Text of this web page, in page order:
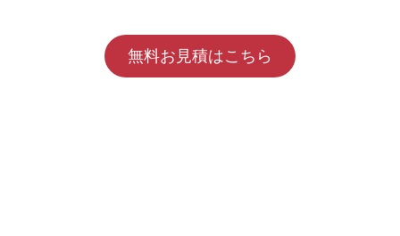
無料お見積はこちら